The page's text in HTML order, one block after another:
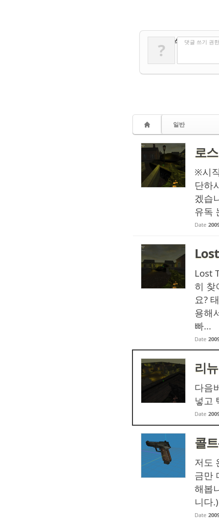
댓글 쓰기
? 댓글 쓰기 권
일반
로
※시
단하
겠습
유독
Date
Lost
히 찾
요?
용해
빠...
Date
리
다음
넣고
Date
콜
저도
금만
해봅
니다.)
Date